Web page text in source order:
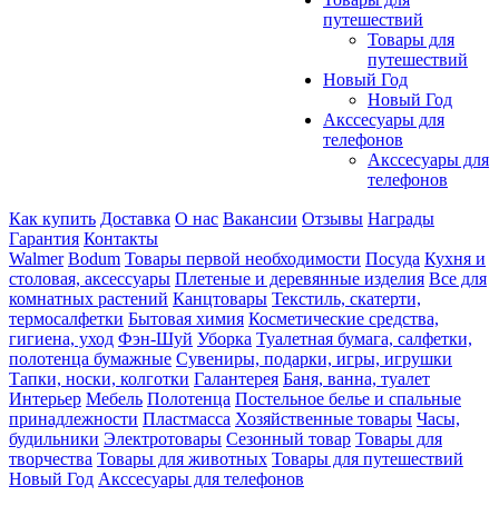
путешествий
Товары для
путешествий
Новый Год
Новый Год
Акссесуары для
телефонов
Акссесуары для
телефонов
Как купить Доставка О нас Вакансии Отзывы Награды
Гарантия Контакты
Walmer Bodum Товары первой необходимости Посуда Кухня и
столовая, аксессуары Плетеные и деревянные изделия Все для
комнатных растений Канцтовары Текстиль, скатерти,
термосалфетки Бытовая химия Косметические средства,
гигиена, уход Фэн-Шуй Уборка Туалетная бумага, салфетки,
полотенца бумажные Сувениры, подарки, игры, игрушки
Тапки, носки, колготки Галантерея Баня, ванна, туалет
Интерьер Мебель Полотенца Постельное белье и спальные
принадлежности Пластмасса Хозяйственные товары Часы,
будильники Электротовары Сезонный товар Товары для
творчества Товары для животных Товары для путешествий
Новый Год Акссесуары для телефонов